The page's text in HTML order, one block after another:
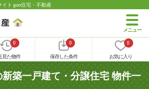
イト goo住宅・不動産
0
見た物件
0
保存した条件
0
お気に入り
築一戸建て・分譲住宅 物件一